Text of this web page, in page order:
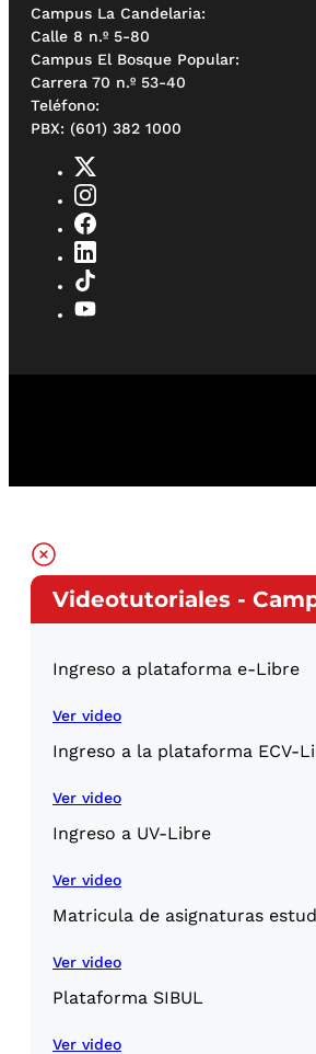
Campus La Candelaria:
Calle 8 n.º 5-80
Campus El Bosque Popular:
Carrera 70 n.º 53-40
Teléfono:
PBX: (601) 382 1000
Videotutoriales -
Ingreso a plataforma e-Libre
Ver video
Ingreso a la plataforma ECV-
Ver video
Ingreso a UV-Libre
Ver video
Matricula de asignaturas
Ver video
Plataforma SIBUL
Ver video